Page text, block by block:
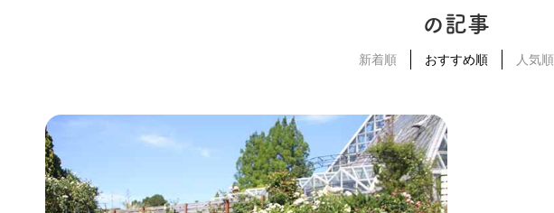
の記事
新着順 おすすめ順 人気順